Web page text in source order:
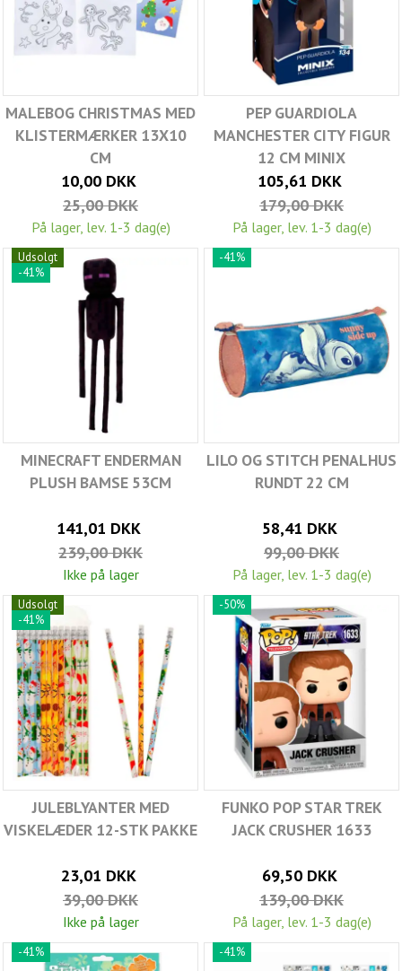
MALEBOG CHRISTMAS MED
KLISTERMÆRKER 13X10
CM
10,00 DKK
25,00 DKK
På lager, lev. 1-3 dag(e)
PEP GUARDIOLA
MANCHESTER CITY FIGUR
12 CM MINIX
105,61 DKK
179,00 DKK
På lager, lev. 1-3 dag(e)
Udsolgt
-41%
MINECRAFT ENDERMAN
PLUSH BAMSE 53CM
141,01 DKK
239,00 DKK
Ikke på lager
-41%
LILO OG STITCH PENALHUS
RUNDT 22 CM
58,41 DKK
99,00 DKK
På lager, lev. 1-3 dag(e)
Udsolgt
-41%
JULEBLYANTER MED
VISKELÆDER 12-STK PAKKE
23,01 DKK
39,00 DKK
Ikke på lager
-50%
FUNKO POP STAR TREK
JACK CRUSHER 1633
69,50 DKK
139,00 DKK
På lager, lev. 1-3 dag(e)
-41% -41%